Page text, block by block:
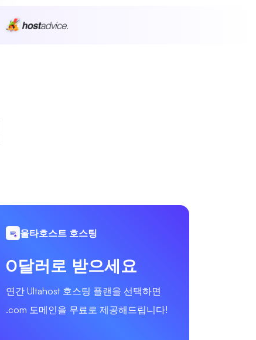
울타호스트 호스팅
0달러로 받으세요
연간 Ultahost 호스팅 플랜을 선택하면
.com 도메인을 무료로 제공해드립니다!